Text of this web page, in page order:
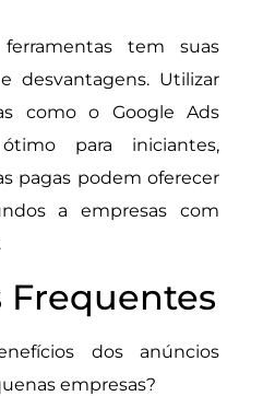
tem suas
desvantagens. Utilizar
como o Google Ads
para iniciantes,
pagas podem oferecer
a empresas com
Frequentes
dos anúncios
empresas?